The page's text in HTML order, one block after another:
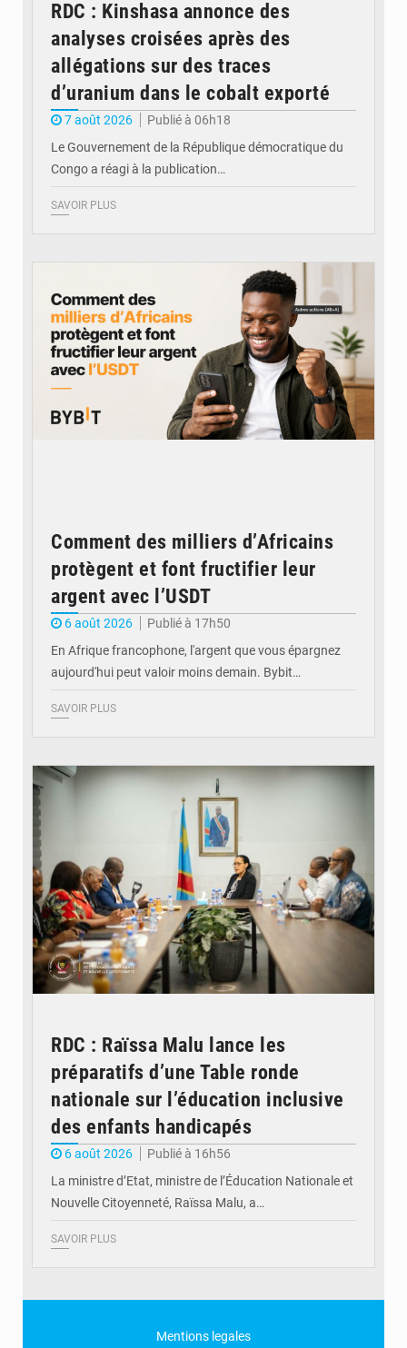
RDC : Kinshasa annonce des
analyses croisées après des
allégations sur des traces
d’uranium dans le cobalt exporté
7 août 2026
Publié à 06h18
Le Gouvernement de la République démocratique du
Congo a réagi à la publication…
SAVOIR PLUS
Comment des milliers d’Africains
protègent et font fructifier leur
argent avec l’USDT
6 août 2026
Publié à 17h50
En Afrique francophone, l'argent que vous épargnez
aujourd'hui peut valoir moins demain. Bybit…
SAVOIR PLUS
RDC : Raïssa Malu lance les
préparatifs d’une Table ronde
nationale sur l’éducation inclusive
des enfants handicapés
6 août 2026
Publié à 16h56
La ministre d’Etat, ministre de l’Éducation Nationale et
Nouvelle Citoyenneté, Raïssa Malu, a…
SAVOIR PLUS
Mentions legales